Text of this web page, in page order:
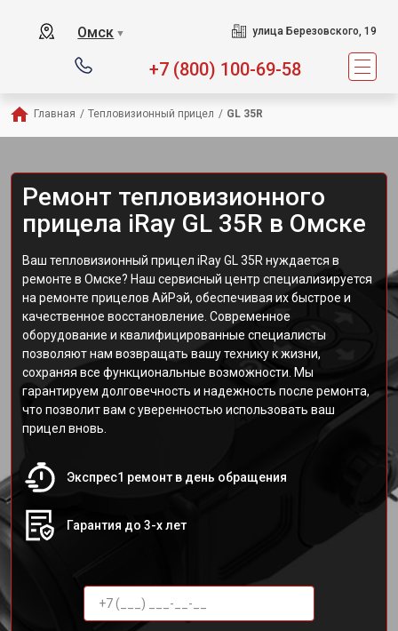
Омск ▼ улица Березовского, 19
+7 (800) 100-69-58
Главная / Тепловизионный прицел / GL 35R
Ремонт тепловизионного
прицела iRay GL 35R в Омске
Ваш тепловизионный прицел iRay GL 35R нуждается в
ремонте в Омске? Наш сервисный центр специализируется
на ремонте прицелов АйРэй, обеспечивая их быстрое и
качественное восстановление. Современное
оборудование и квалифицированные специалисты
позволяют нам возвращать вашу технику к жизни,
сохраняя все функциональные возможности. Мы
гарантируем долговечность и надежность после ремонта,
что позволит вам с уверенностью использовать ваш
прицел вновь.
Экспрес1 ремонт в день обращения
Гарантия до 3-х лет